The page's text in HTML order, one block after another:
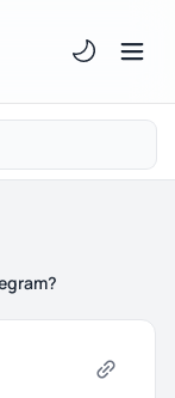
Светлая/